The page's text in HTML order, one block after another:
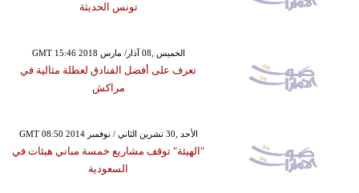
تونس الحديثة
GMT 15:46 2018 الخميس ,08 آذار/ مارس
تعرف على أفضل الفنادق لعطلة مثالية في
مراكش
GMT 08:50 2014 الأحد ,30 تشرين الثاني / نوفمبر
"الهيئة" توقف مشاريع خمسة مباني هيئات في
السعودية